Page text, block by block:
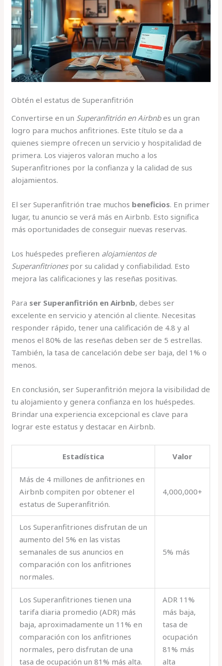
Obtén el estatus de Superanfitrión
Convertirse en un Superanfitrión en Airbnbes un gran
logro para muchos anfitriones. Este título se da a
quienes siempre ofrecen un servicio y hospitalidad de
primera. Los viajeros valoran mucho a los
Superanfitriones por la confianza y la calidad de sus
alojamientos.
El ser Superanfitrión trae muchos beneficios. En primer
lugar, tu anuncio se verá más en Airbnb. Esto significa
más oportunidades de conseguir nuevas reservas.
Los huéspedes prefieren alojamientos de
Superanfitrionespor su calidad y confiabilidad. Esto
mejora las calificaciones y las reseñas positivas.
Para ser Superanfitrión en Airbnb, debes ser
excelente en servicio y atención al cliente. Necesitas
responder rápido, tener una calificación de 4.8 y al
menos el 80% de las reseñas deben ser de 5 estrellas.
También, la tasa de cancelación debe ser baja, del 1% o
menos.
En conclusión, ser Superanfitrión mejora la visibilidad de
tu alojamiento y genera confianza en los huéspedes.
Brindar una experiencia excepcional es clave para
lograr este estatus y destacar en Airbnb.
Estadística Valor
Más de 4 millones de anfitriones en
Airbnb compiten por obtener el
estatus de Superanfitrión.
4,000,000+
Los Superanfitriones disfrutan de un
aumento del 5% en las vistas
semanales de sus anuncios en
comparación con los anfitriones
normales.
5% más
Los Superanfitriones tienen una
tarifa diaria promedio (ADR) más
baja, aproximadamente un 11% en
comparación con los anfitriones
normales, pero disfrutan de una
tasa de ocupación un 81% más alta.
ADR 11%
más baja,
tasa de
ocupación
81% más
alta